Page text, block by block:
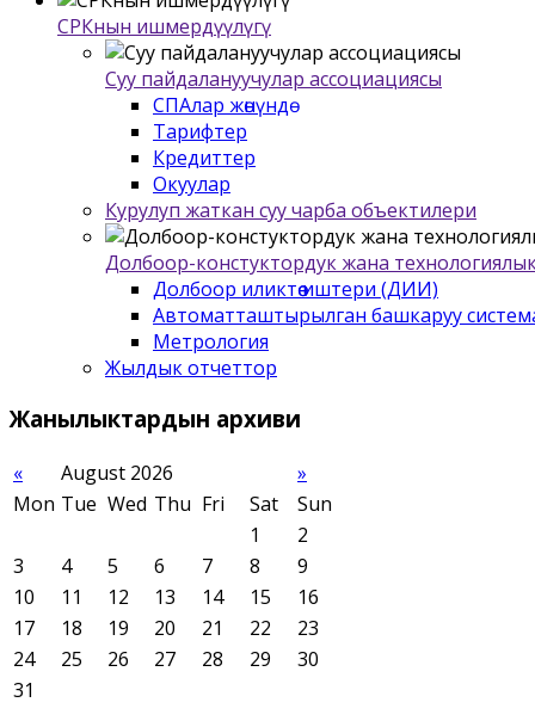
СРКнын ишмердүүлүгү
Суу пайдалануучулар ассоциациясы
СПАлар жѳнүндѳ
Тарифтер
Кредиттер
Окуулар
Курулуп жаткан суу чарба объектилери
Долбоор-констуктордук жана
Долбоор иликтѳѳ иштери (ДИИ)
Автоматташтырылган башкаруу
Метрология
Жылдык отчеттор
Жанылыктардын архиви
« August 2026
»
Mon Tue Wed Thu Fri Sat
Sun
1
2
3
4 5 6 7 8
9
10
11 12 13 14 15
16
17
18 19 20 21 22
23
24
25 26 27 28 29
30
31